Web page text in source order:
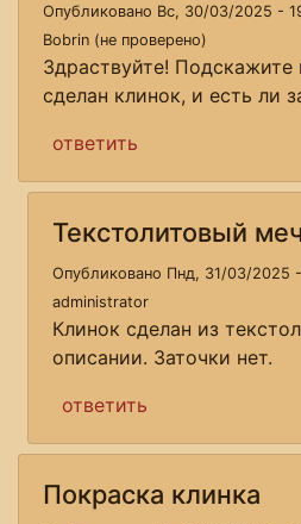
Опубликовано Вс, 30/03/2025 -
Bobrin (не проверено)
Здраствуйте! Подскажите
сделан клинок, и есть ли
ответить
Текстолитовый меч
Опубликовано Пнд, 31/03/2025
administrator
Клинок сделан из
описании. Заточки нет.
ответить
Покраска клинка